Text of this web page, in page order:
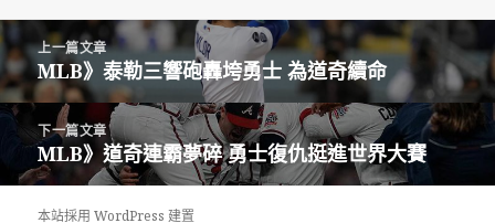
文
章
導
覽
上一篇文章
上
一
篇
文
章:
MLB》泰勒三響砲轟垮勇士 為道奇續命
下一篇文章
下
一
篇
MLB》道奇連霸夢碎 勇士復仇挺進世界大賽
本站採用 WordPress 建置